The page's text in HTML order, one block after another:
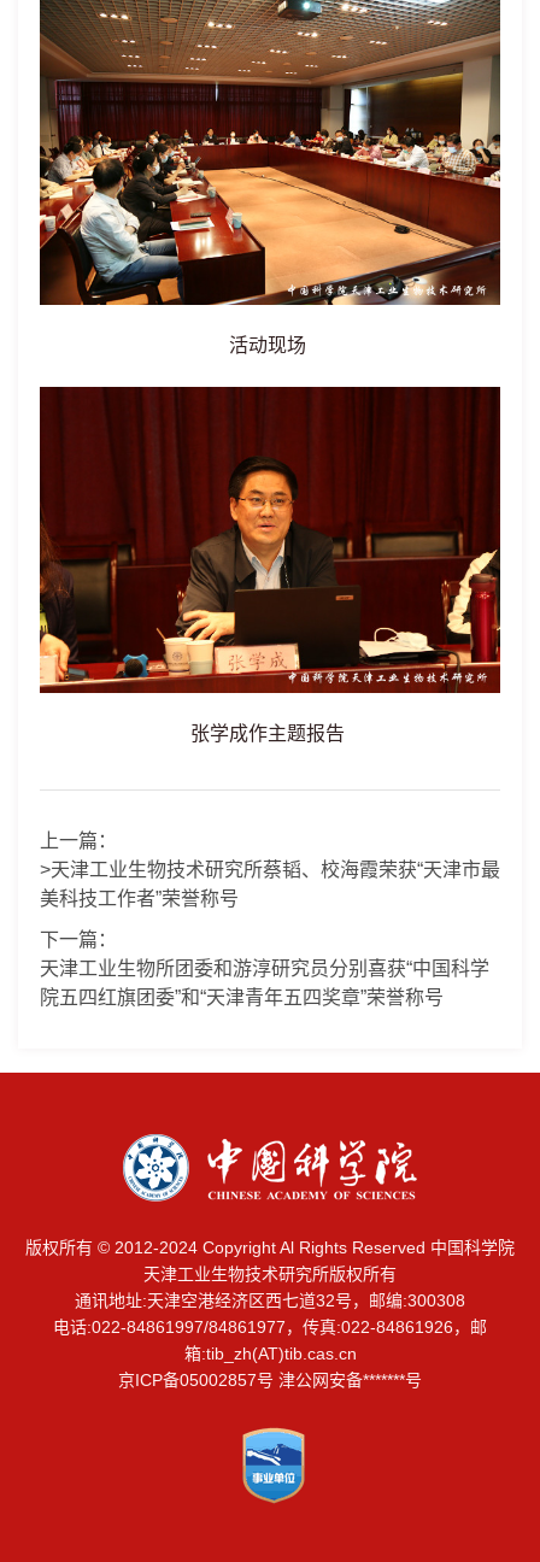
活动现场
张学成作主题报告
上一篇：
>天津工业生物技术研究所蔡韬、校海霞荣获“天津市最
美科技工作者”荣誉称号
下一篇：
天津工业生物所团委和游淳研究员分别喜获“中国科学
院五四红旗团委”和“天津青年五四奖章”荣誉称号
版权所有 © 2012-2024 Copyright Al Rights Reserved 中国科学院
天津工业生物技术研究所版权所有
通讯地址:天津空港经济区西七道32号，邮编:300308
电话:022-84861997/84861977，传真:022-84861926，邮
箱:tib_zh(AT)tib.cas.cn
京ICP备05002857号 津公网安备*******号